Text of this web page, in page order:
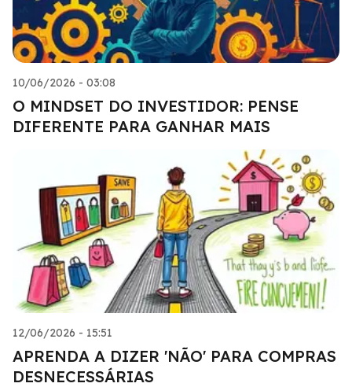
10/06/2026 - 03:08
O MINDSET DO INVESTIDOR: PENSE
DIFERENTE PARA GANHAR MAIS
12/06/2026 - 15:51
APRENDA A DIZER 'NÃO' PARA COMPRAS
DESNECESSÁRIAS